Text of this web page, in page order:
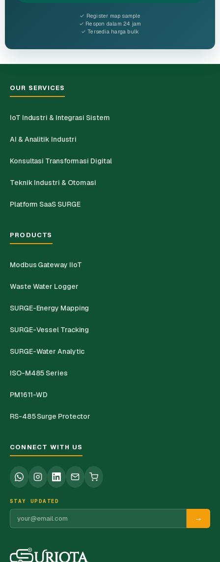
✓ Register map sample
✓ Respon dalam 24 jam
✓ Tersedia harga bulk
OUR SERVICES
IoT Industri & Integrasi Sistem
AI & Analitik Industri
Konsultasi Transformasi Digital
Teknik Industri & Otomasi
Platform SaaS SURGE
PRODUCTS
Modbus Gateway IIoT
Waste Water Logger
SURGE-Energy Mapping
SURGE-Vessel Tracking
SURGE-Water Analytic
ISO-M485 Series
PM1611-WD
RS-485 Surge Protector
CONNECT WITH US
STAY UPDATED
→